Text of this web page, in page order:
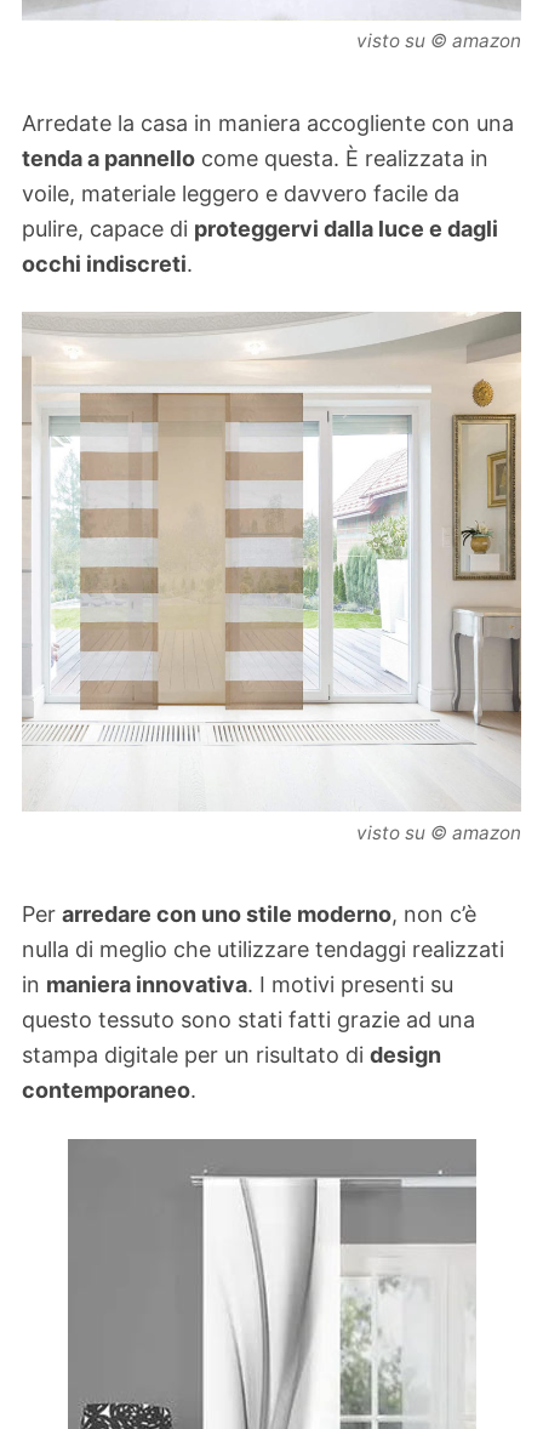
visto su © amazon
Arredate la casa in maniera accogliente con una
tenda a pannello come questa. È realizzata in
voile, materiale leggero e davvero facile da
pulire, capace di proteggervi dalla luce e dagli
occhi indiscreti.
visto su © amazon
Per arredare con uno stile moderno, non c’è
nulla di meglio che utilizzare tendaggi realizzati
in maniera innovativa. I motivi presenti su
questo tessuto sono stati fatti grazie ad una
stampa digitale per un risultato di design
contemporaneo.